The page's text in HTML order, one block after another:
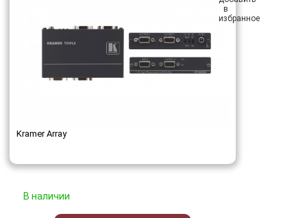
Kramer Array
В наличии